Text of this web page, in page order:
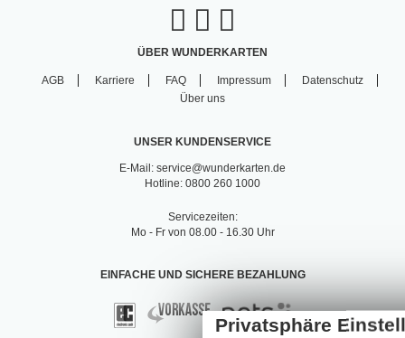
ÜBER WUNDERKARTEN
AGB Karriere FAQ Impressum
Datenschutz
Über uns
UNSER KUNDENSERVICE
E-Mail: service@wunderkarten.de
Hotline: 0800 260 1000
Servicezeiten:
Mo - Fr von 08.00 - 16.30 Uhr
EINFACHE UND SICHERE BEZAHLUNG